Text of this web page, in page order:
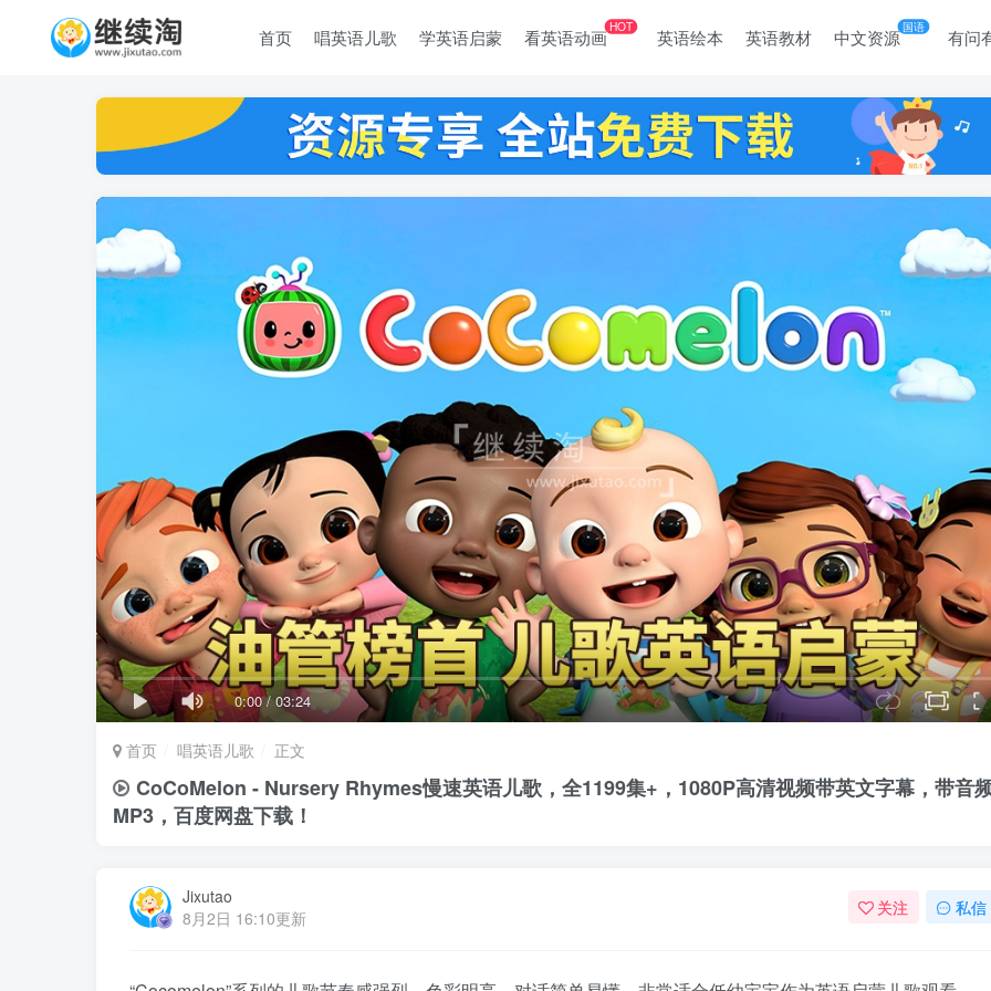
首页 唱英语儿歌 学英语启蒙 看英语动画HOT 英语绘本 英语教材 中文资源国语 有问
0:00/ 03:24
首页 唱英语儿歌 正文
CoCoMelon - Nursery Rhymes慢速英语儿歌，全1199集+，1080P高清视频带英文字幕，带音
MP3，百度网盘下载！
Jixutao
8月2日 16:10更新
关注 私信